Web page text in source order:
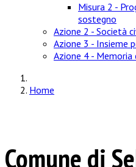
Misura 2 -
sostegno
Azione 2 - Società
Azione 3 - Insieme
Azione 4 -
Home
Comune di